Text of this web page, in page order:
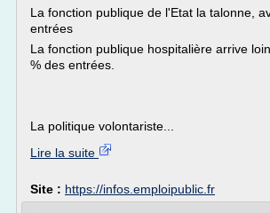
La fonction publique de l'Etat la talonne,
entrées
La fonction publique hospitalière arrive
% des entrées.
La politique volontariste...
Lire la suite
Site : https://infos.emploipublic.fr